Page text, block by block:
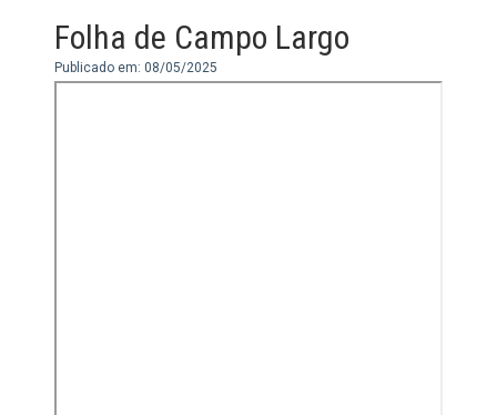
Folha de Campo Largo
Publicado em: 08/05/2025